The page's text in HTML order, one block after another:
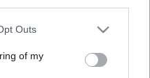
uses one or more Google
You may click to
its third-party tags to
Outs
of my
az 5. blokk új